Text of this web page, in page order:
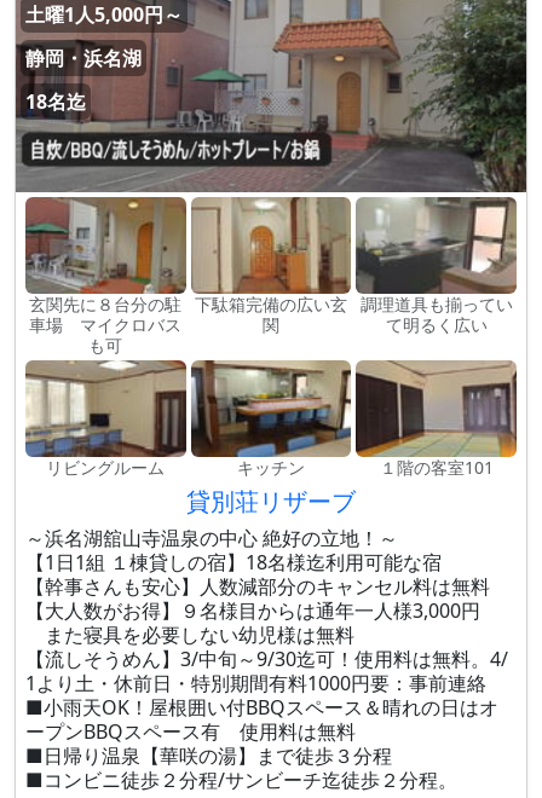
土曜1人5,000円～
静岡・浜名湖
18名迄
玄関先に８台分の駐
車場 マイクロバス
も可
下駄箱完備の広い玄
関
調理道具も揃ってい
て明るく広い
リビングルーム キッチン １階の客室101
貸別荘リザーブ
～浜名湖舘山寺温泉の中心 絶好の立地！～
【1日1組 １棟貸しの宿】18名様迄利用可能な宿
【幹事さんも安心】人数減部分のキャンセル料は無料
【大人数がお得】９名様目からは通年一人様3,000円
また寝具を必要しない幼児様は無料
【流しそうめん】3/中旬～9/30迄可！使用料は無料。4/
1より土・休前日・特別期間有料1000円要：事前連絡
■小雨天OK！屋根囲い付BBQスペース＆晴れの日はオ
ープンBBQスペース有 使用料は無料
■日帰り温泉【華咲の湯】まで徒歩３分程
■コンビニ徒歩２分程/サンビーチ迄徒歩２分程。